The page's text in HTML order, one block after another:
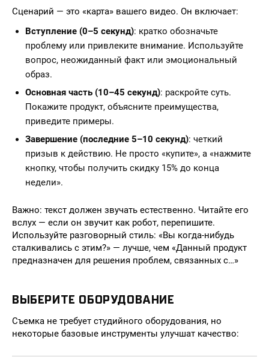
Сценарий — это «карта» вашего видео. Он включает:
Вступление (0–5 секунд): кратко обозначьте
проблему или привлеките внимание. Используйте
вопрос, неожиданный факт или эмоциональный
образ.
Основная часть (10–45 секунд): раскройте суть.
Покажите продукт, объясните преимущества,
приведите примеры.
Завершение (последние 5–10 секунд): четкий
призыв к действию. Не просто «купите», а «нажмите
кнопку, чтобы получить скидку 15% до конца
недели».
Важно: текст должен звучать естественно. Читайте его
вслух — если он звучит как робот, перепишите.
Используйте разговорный стиль: «Вы когда-нибудь
сталкивались с этим?» — лучше, чем «Данный продукт
предназначен для решения проблем, связанных с…»
ВЫБЕРИТЕ ОБОРУДОВАНИЕ
Съемка не требует студийного оборудования, но
некоторые базовые инструменты улучшат качество: